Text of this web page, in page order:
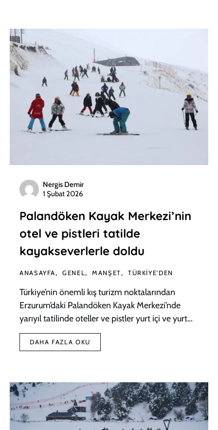
Nergis Demir
1 Şubat 2026
Palandöken Kayak Merkezi’nin
otel ve pistleri tatilde
kayakseverlerle doldu
ANASAYFA GENEL MANŞET TÜRKIYE'DEN
Türkiye’nin önemli kış turizm noktalarından
Erzurum’daki Palandöken Kayak Merkezi’nde
yarıyıl tatilinde oteller ve pistler yurt içi ve yurt…
DAHA FAZLA OKU